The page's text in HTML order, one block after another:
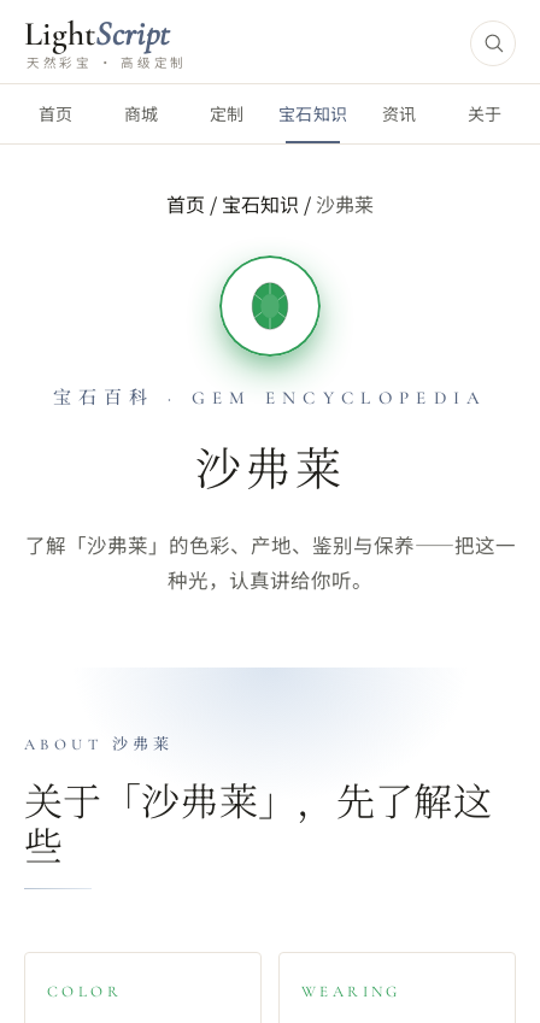
LightScript
天然彩宝 · 高级定制
首页 商城 定制 宝石知识 资讯 关于
首页 / 宝石知识 / 沙弗莱
宝石百科 · GEM ENCYCLOPEDIA
沙弗莱
了解「沙弗莱」的色彩、产地、鉴别与保养——把这一
种光，认真讲给你听。
ABOUT 沙弗莱
关于「沙弗莱 」，先了解这
些
COLOR WEARING